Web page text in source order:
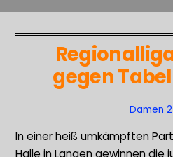
gegen
Damen 2
In einer heiß umkämpften
Halle in Langen gewinnen die